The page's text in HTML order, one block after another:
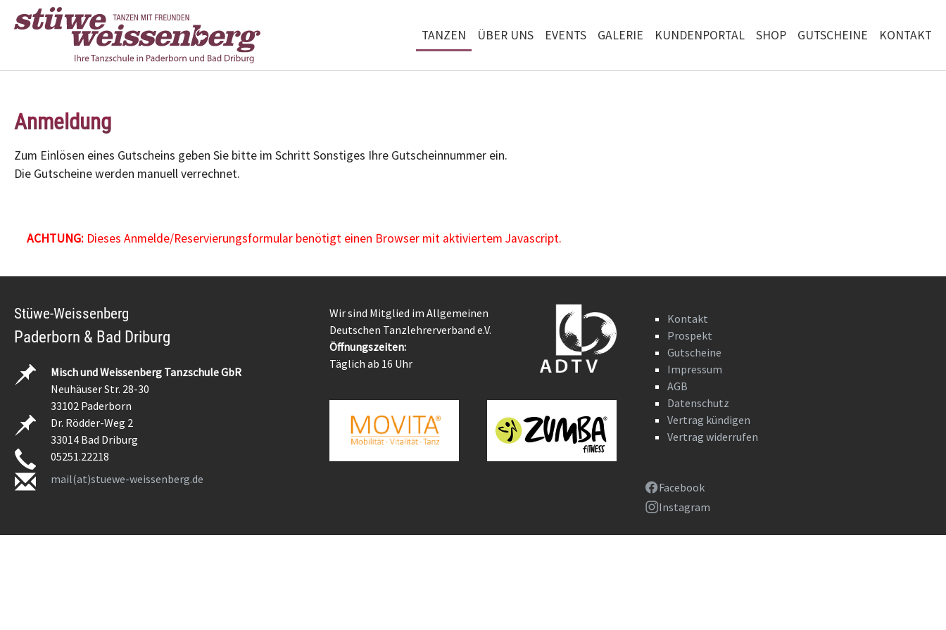
TANZEN ÜBER UNS EVENTS GALERIE KUNDENPORTAL SHOP GUTSCHEINE KONTAKT
Anmeldung
Zum Einlösen eines Gutscheins geben Sie bitte im Schritt Sonstiges Ihre Gutscheinnummer ein.
Die Gutscheine werden manuell verrechnet.
ACHTUNG:Dieses Anmelde/Reservierungsformular benötigt einen Browser mit aktiviertem Javascript.
Stüwe-Weissenberg
Paderborn & Bad Driburg
Misch und Weissenberg Tanzschule GbR
Neuhäuser Str. 28-30
33102 Paderborn
Dr. Rödder-Weg 2
33014 Bad Driburg
05251.22218
mail(at)stuewe-weissenberg.de
Wir sind Mitglied im Allgemeinen
Deutschen Tanzlehrerverband e.V.
Öffnungszeiten:
Täglich ab 16 Uhr
Kontakt
Prospekt
Gutscheine
Impressum
AGB
Datenschutz
Vertrag kündigen
Vertrag widerrufen
Facebook
Instagram